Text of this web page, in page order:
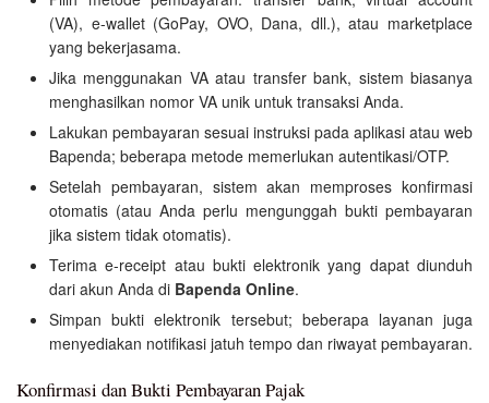
(VA), e-wallet (GoPay, OVO, Dana, dll.), atau marketplace
yang bekerjasama.
Jika menggunakan VA atau transfer bank, sistem biasanya
menghasilkan nomor VA unik untuk transaksi Anda.
Lakukan pembayaran sesuai instruksi pada aplikasi atau web
Bapenda; beberapa metode memerlukan autentikasi/OTP.
Setelah pembayaran, sistem akan memproses konfirmasi
otomatis (atau Anda perlu mengunggah bukti pembayaran
jika sistem tidak otomatis).
Terima e-receipt atau bukti elektronik yang dapat diunduh
dari akun Anda di Bapenda Online.
Simpan bukti elektronik tersebut; beberapa layanan juga
menyediakan notifikasi jatuh tempo dan riwayat pembayaran.
Konfirmasi dan Bukti Pembayaran Pajak